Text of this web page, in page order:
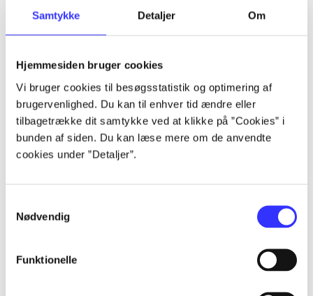
Samtykke Detaljer Om
Hjemmesiden bruger cookies
Vi bruger cookies til besøgsstatistik og optimering af
brugervenlighed. Du kan til enhver tid ændre eller
tilbagetrække dit samtykke ved at klikke på ”Cookies” i
bunden af siden. Du kan læse mere om de anvendte
cookies under ”Detaljer”.
Nødvendig
Funktionelle
Artikler
...
...
...
...